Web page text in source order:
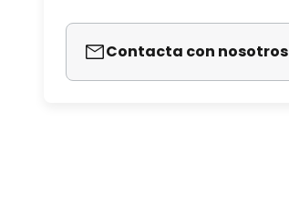
Contacta con nosotros